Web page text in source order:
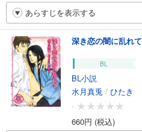
あらすじを表示する
深き恋の闇に乱れて
BL
BL小説
水月真兎 / ひたき
-
660円 (税込)